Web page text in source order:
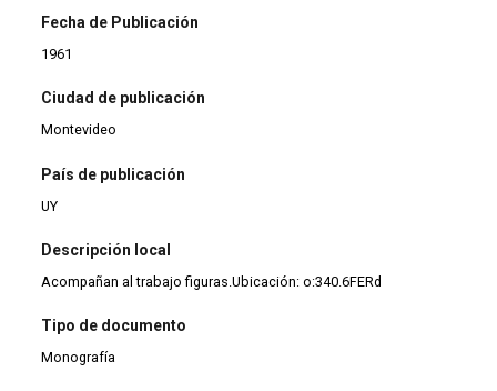
Fecha de Publicación
1961
Ciudad de publicación
Montevideo
País de publicación
UY
Descripción local
Acompañan al trabajo figuras.Ubicación: o:340.6FERd
Tipo de documento
Monografía